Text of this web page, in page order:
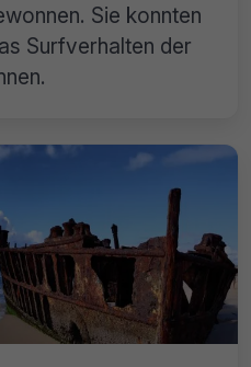
Sie konnten
Surfverhalten der